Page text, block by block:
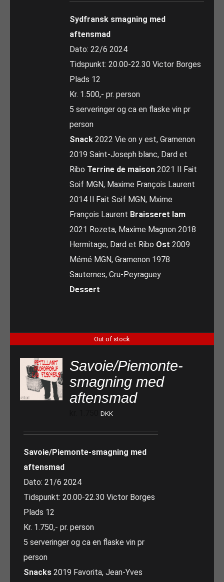
Sydfransk smagning med
aftensmad
Dato: 22/6 2024
Tidspunkt: 20.00-22.30 Victor Borges
Plads 12
Kr. 1.500,- pr. person
5 serveringer og ca en flaske vin pr
person
Snack 2022 Vie on y est, Gramenon
2019 Saint-Joseph blanc, Dard et
Ribo Terrine de maison 2021 Il Fait
Soif MGN, Maxime François Laurent
2014 Il Fait Soif MGN, Mxime
François Laurent Braisseret lam
2021 Rozeta, Maxime Magnon 2018
Hermitage, Dard et Ribo Ost 2009
Mémé MGN, Gramenon 1978
Sauternes, Cru-Peyraguey
Dessert
Out of stock
Savoie/Piemonte-
smagning med
aftensmad
DKK
Savoie/Piemonte-smagning med
aftensmad
Dato: 21/6 2024
Tidspunkt: 20.00-22.30 Victor Borges
Plads 12
Kr. 1.750,- pr. person
5 serveringer og ca en flaske vin pr
person
Snacks 2019 Favorita, Jean-Yves